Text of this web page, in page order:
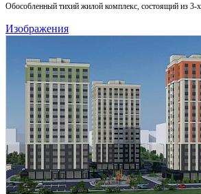
Обособленный тихий жилой комплекс, состоящий из 3-
Изображения